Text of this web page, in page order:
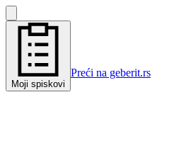
Moji spiskovi
Preći na geberit.rs